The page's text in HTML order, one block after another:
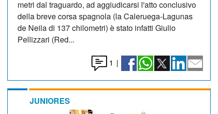
metri dal traguardo, ad aggiudicarsi l'atto conclusivo
della breve corsa spagnola (la Caleruega-Lagunas
de Neila di 137 chilometri) è stato infatti Giulio
Pellizzari (Red...
1 |
JUNIORES